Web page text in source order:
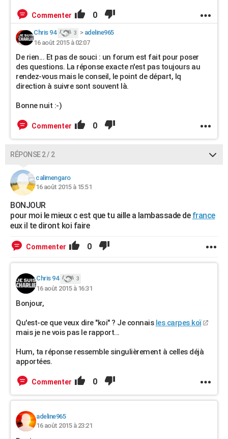
Commenter 0
Chris 94 3 > adeline965
16 août 2015 à 02:07
De rien... Et pas de souci : un forum est fait pour poser
des questions. La réponse exacte n'est pas toujours au
rendez-vous mais le conseil, le point de départ, lq
direction à suivre sont souvent là.
Bonne nuit :-)
Commenter 0
RÉPONSE 2 / 2
calimengaro
16 août 2015 à 15:51
BONJOUR
pour moi le mieux c est que tu aille a lambassade de france
eux il te diront koi faire
Commenter 0
Chris 94 3
16 août 2015 à 16:31
Bonjour,
Qu'est-ce que veux dire "koi" ? Je connais les carpes koï
mais je ne vois pas le rapport...
Hum, ta réponse ressemble singulièrement à celles déjà
apportées.
Commenter 0
adeline965
16 août 2015 à 23:21